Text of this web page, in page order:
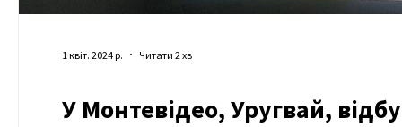
У Монтевідео, Уругвай,
1 квіт. 2024 р. Читати 2 хв